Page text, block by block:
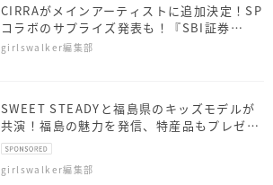
CIRRAがメインアーティストに追加決定！SP
コラボのサプライズ発表も！『SBI証券
presents TGC 北九州 2026』
girlswalker編集部
SWEET STEADYと福島県のキッズモデルが
共演！福島の魅力を発信、特産品もプレゼン
ト
girlswalker編集部